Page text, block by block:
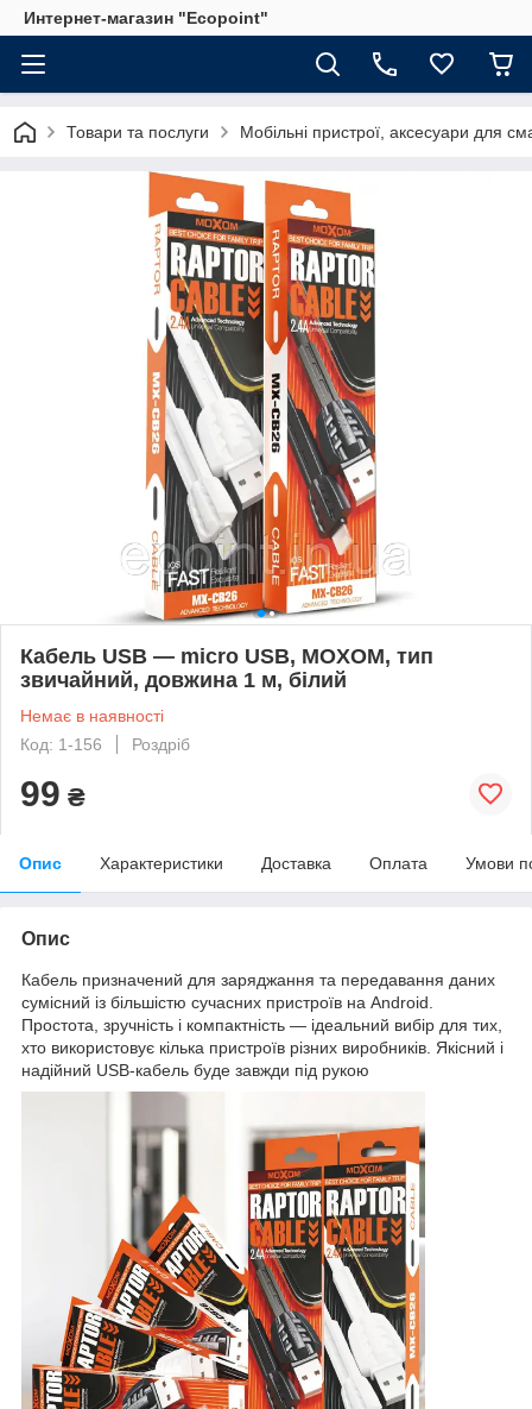
Интернет-магазин "Ecopoint"
Товари та послуги Мобільні пристрої, аксесуари для
Кабель USB — micro USB, MOXOM, тип
звичайний, довжина 1 м, білий
Немає в наявності
Код: 1-156
Роздріб
99 ₴
Опис Характеристики Доставка Оплата Умови
Опис
Кабель призначений для заряджання та передавання даних
сумісний із більшістю сучасних пристроїв на Android.
Простота, зручність і компактність — ідеальний вибір для тих,
хто використовує кілька пристроїв різних виробників. Якісний і
надійний USB-кабель буде завжди під рукою